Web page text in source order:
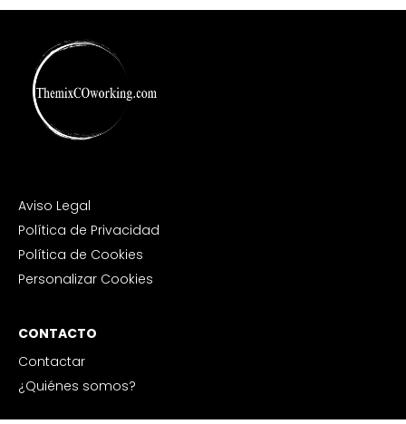
Aviso Legal
Política de Privacidad
Política de Cookies
Personalizar Cookies
CONTACTO
Contactar
¿Quiénes somos?